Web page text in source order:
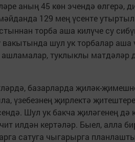
аның 45 көн эчендә өлгерә,
129 мең үсенте
торба аша килүче су
шул ук торбалар аша
туклыклы матдәләр
базарларда җиләк-
үзебезнең җирлектә
Шул ук бакча җиләгенең дә
илдән кертәләр. Быел, алла
сатуга чыгарырга